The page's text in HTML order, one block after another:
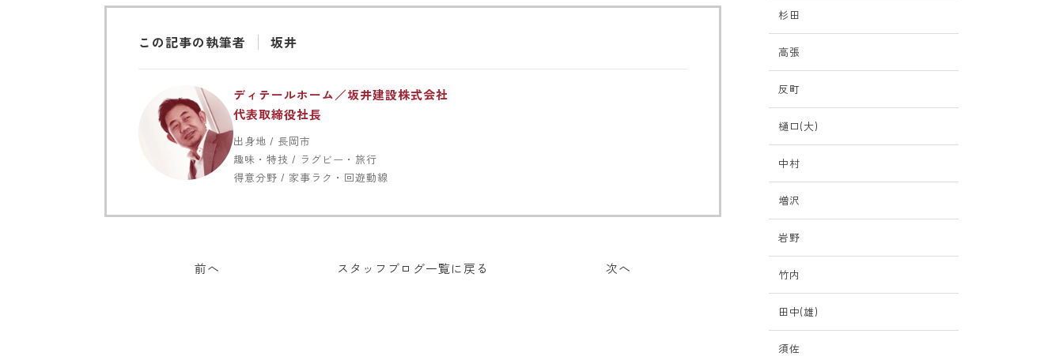
この記事の執筆者 坂井
ディテールホーム／坂井建設株式会社
代表取締役社長
出身地 / 長岡市
趣味・特技 / ラグビー・旅行
得意分野 / 家事ラク・回遊動線
前へ スタッフブログ一覧に戻る 次へ
杉田
高張
反町
樋口(大)
中村
増沢
岩野
竹内
田中(雄)
須佐